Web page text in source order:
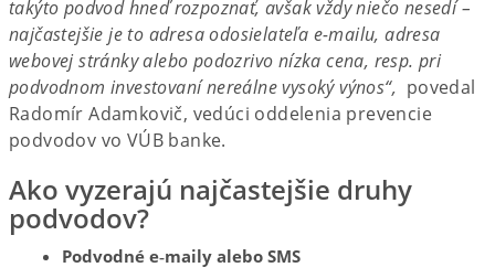
takýto podvod hneď rozpoznať, avšak vždy niečo nesedí –
najčastejšie je to adresa odosielateľa e-mailu, adresa
webovej stránky alebo podozrivo nízka cena, resp. pri
podvodnom investovaní nereálne vysoký výnos“, povedal
Radomír Adamkovič, vedúci oddelenia prevencie
podvodov vo VÚB banke.
Ako vyzerajú najčastejšie druhy
podvodov?
Podvodné e‑maily alebo SMS